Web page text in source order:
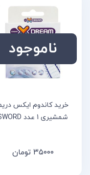
ناموجود
خرید کاندوم ایکس
شمشیری 1 عدد SWORD
۳۵۰۰۰ تومان